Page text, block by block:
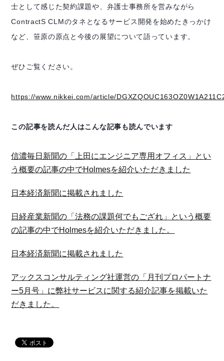
士として感じた契約課題や、弁護士事務所を営みながら
ContractS CLMのタネとなるサービス開発を始めたきっかけ
など、笹原の原点と今後の展望について語っています。
ぜひご覧ください。
https://www.nikkei.com/article/
この記事を読んだ人はこんな記事も読んでいます
信濃毎日新聞の「上田にエンジニア専用オフィス」とい
う概要の記事の中でHolmesを紹介いただきました
日本経済新聞に掲載されました
日経産業新聞の「法務の課題何でもござれ」という概要
の記事の中でHolmesを紹介いただきました。
日本経済新聞に掲載されました
アックスコンサルティング社運営の「月刊プロパートナ
ー5月号」に弊社サービスに関する紹介記事を掲載いた
だきました。